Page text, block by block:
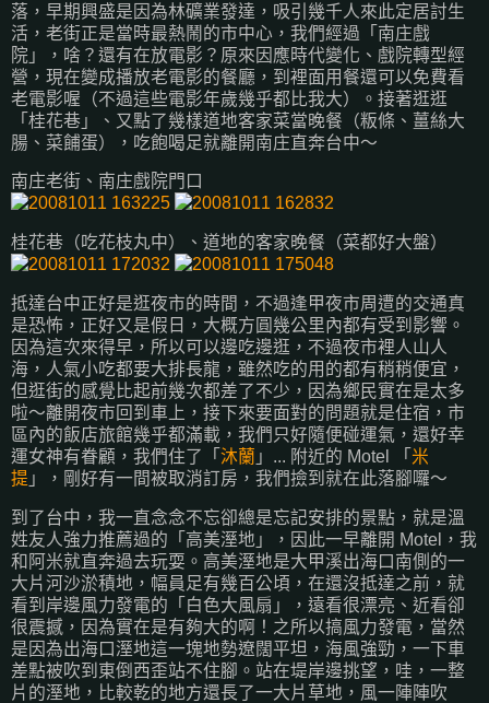
落，早期興盛是因為林礦業發達，吸引幾千人來此定居討生
活，老街正是當時最熱鬧的市中心，我們經過「南庄戲
院」，啥？還有在放電影？原來因應時代變化、戲院轉型經
營，現在變成播放老電影的餐廳，到裡面用餐還可以免費看
老電影喔（不過這些電影年歲幾乎都比我大）。接著逛逛
「桂花巷」、又點了幾樣道地客家菜當晚餐（粄條、薑絲大
腸、菜餔蛋），吃飽喝足就離開南庄直奔台中～
南庄老街、南庄戲院門口
桂花巷（吃花枝丸中）、道地的客家晚餐（菜都好大盤）
抵達台中正好是逛夜市的時間，不過逢甲夜市周遭的交通真
是恐怖，正好又是假日，大概方圓幾公里內都有受到影響。
因為這次來得早，所以可以邊吃邊逛，不過夜市裡人山人
海，人氣小吃都要大排長龍，雖然吃的用的都有稍稍便宜，
但逛街的感覺比起前幾次都差了不少，因為鄉民實在是太多
啦～離開夜市回到車上，接下來要面對的問題就是住宿，市
區內的飯店旅館幾乎都滿載，我們只好隨便碰運氣，還好幸
運女神有眷顧，我們住了「 沐蘭 」... 附近的 Motel 「 米
提 」，剛好有一間被取消訂房，我們撿到就在此落腳囉～
到了台中，我一直念念不忘卻總是忘記安排的景點，就是溫
姓友人強力推薦過的「高美溼地」，因此一早離開 Motel，我
和阿米就直奔過去玩耍。高美溼地是大甲溪出海口南側的一
大片河沙淤積地，幅員足有幾百公頃，在還沒抵達之前，就
看到岸邊風力發電的「白色大風扇」，遠看很漂亮、近看卻
很震撼，因為實在是有夠大的啊！之所以搞風力發電，當然
是因為出海口溼地這一塊地勢遼闊平坦，海風強勁，一下車
差點被吹到東倒西歪站不住腳。站在堤岸邊挑望，哇，一整
片的溼地，比較乾的地方還長了一大片草地，風一陣陣吹